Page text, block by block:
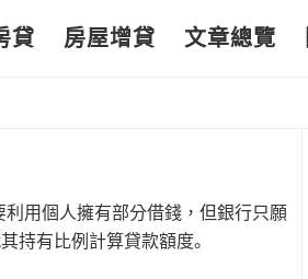
貸 房屋增貸 文章總覽
用個人擁有部分借錢，但銀行只願
持有比例計算貸款額度。